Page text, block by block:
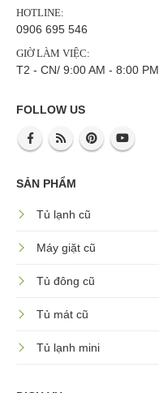
HOTLINE:
0906 695 546
GIỜ LÀM VIỆC:
T2 - CN/ 9:00 AM - 8:00 PM
FOLLOW US
SẢN PHẨM
Tủ lạnh cũ
Máy giặt cũ
Tủ đông cũ
Tủ mát cũ
Tủ lạnh mini